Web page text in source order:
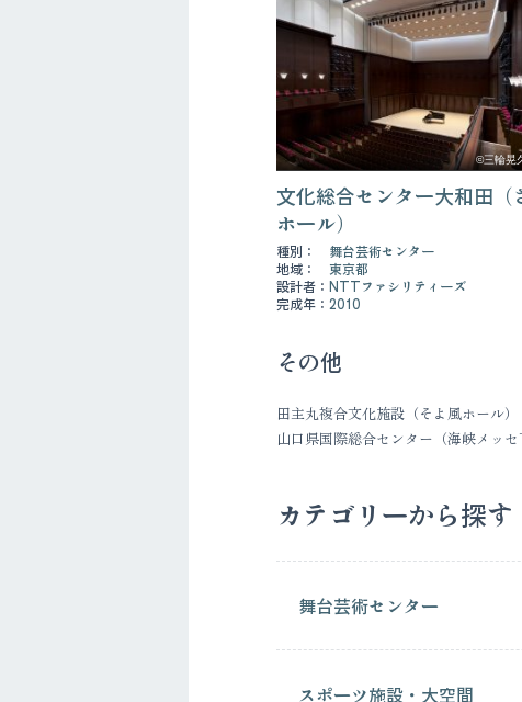
©三輪晃
文化総合センター大和田（
ホール）
種別：
舞台芸術センター
地域：
東京都
設計者： NTTファシリティーズ
完成年： 2010
その他
田主丸複合文化施設（そよ風ホール）
山口県国際総合センター（海峡メッセ
カテゴリーから探す
舞台芸術センター
スポーツ施設・大空間